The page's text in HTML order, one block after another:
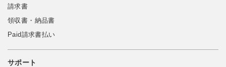
請求書
領収書・納品書
Paid請求書払い
サポート